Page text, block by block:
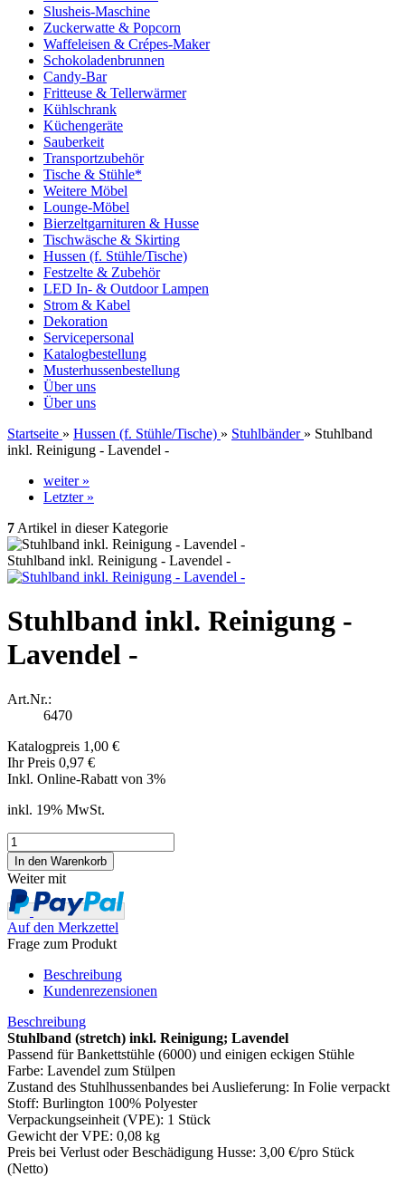
Slusheis-Maschine
Zuckerwatte & Popcorn
Waffeleisen & Crépes-Maker
Schokoladenbrunnen
Candy-Bar
Fritteuse & Tellerwärmer
Kühlschrank
Küchengeräte
Sauberkeit
Transportzubehör
Tische & Stühle*
Weitere Möbel
Lounge-Möbel
Bierzeltgarnituren & Husse
Tischwäsche & Skirting
Hussen (f. Stühle/Tische)
Festzelte & Zubehör
LED In- & Outdoor Lampen
Strom & Kabel
Dekoration
Servicepersonal
Katalogbestellung
Musterhussenbestellung
Über uns
Über uns
Startseite » Hussen (f. Stühle/Tische) » Stuhlbänder » Stuhlband
inkl. Reinigung - Lavendel -
weiter »
Letzter »
7 Artikel in dieser Kategorie
Stuhlband inkl. Reinigung - Lavendel -
Stuhlband inkl. Reinigung -
Lavendel -
Art.Nr.:
6470
Katalogpreis 1,00 €
Ihr Preis 0,97 €
Inkl. Online-Rabatt von 3%
inkl. 19% MwSt.
Weiter mit
Auf den Merkzettel
Frage zum Produkt
Beschreibung
Kundenrezensionen
Beschreibung
Stuhlband (stretch) inkl. Reinigung; Lavendel
Passend für Bankettstühle (6000) und einigen eckigen Stühle
Farbe: Lavendel zum Stülpen
Zustand des Stuhlhussenbandes bei Auslieferung: In Folie verpackt
Stoff: Burlington 100% Polyester
Verpackungseinheit (VPE): 1 Stück
Gewicht der VPE: 0,08 kg
Preis bei Verlust oder Beschädigung Husse: 3,00 €/pro Stück
(Netto)